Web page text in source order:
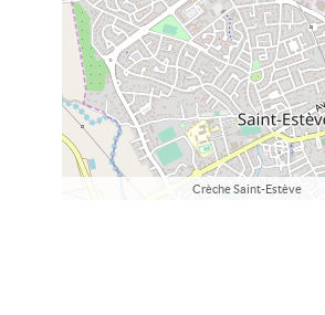
Crèche Saint-Estève